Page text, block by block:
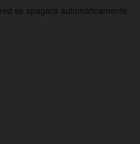
se apagará automáticamente.